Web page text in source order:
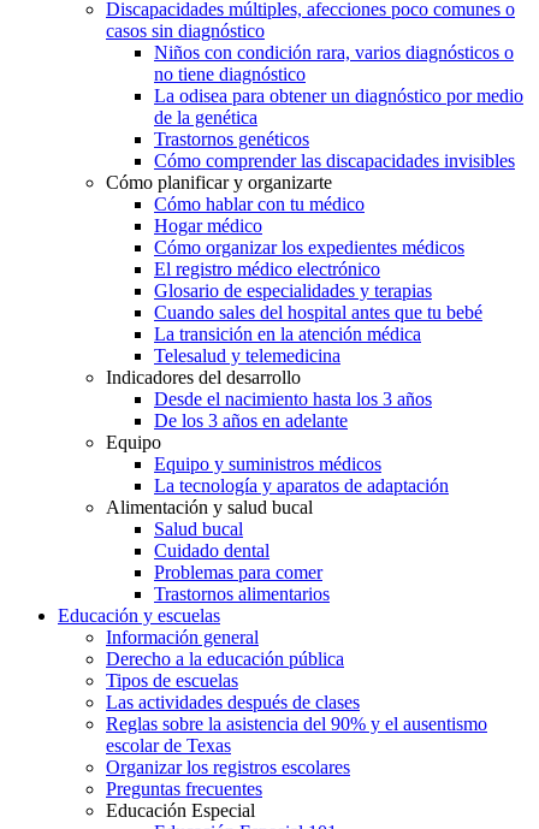
Discapacidades múltiples, afecciones poco comunes o
casos sin diagnóstico
Niños con condición rara, varios diagnósticos o
no tiene diagnóstico
La odisea para obtener un diagnóstico por medio
de la genética
Trastornos genéticos
Cómo comprender las discapacidades invisibles
Cómo planificar y organizarte
Cómo hablar con tu médico
Hogar médico
Cómo organizar los expedientes médicos
El registro médico electrónico
Glosario de especialidades y terapias
Cuando sales del hospital antes que tu bebé
La transición en la atención médica
Telesalud y telemedicina
Indicadores del desarrollo
Desde el nacimiento hasta los 3 años
De los 3 años en adelante
Equipo
Equipo y suministros médicos
La tecnología y aparatos de adaptación
Alimentación y salud bucal
Salud bucal
Cuidado dental
Problemas para comer
Trastornos alimentarios
Educación y escuelas
Información general
Derecho a la educación pública
Tipos de escuelas
Las actividades después de clases
Reglas sobre la asistencia del 90% y el ausentismo
escolar de Texas
Organizar los registros escolares
Preguntas frecuentes
Educación Especial